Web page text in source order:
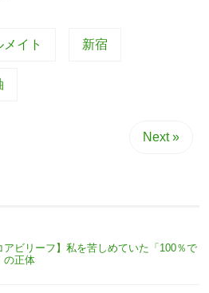
メイト 新宿
Next »
アビリーフ】私を苦しめていた「100％で
の正体